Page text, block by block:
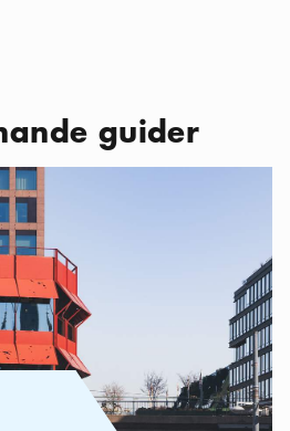
guider
till Sergelstadens höjdpunkter